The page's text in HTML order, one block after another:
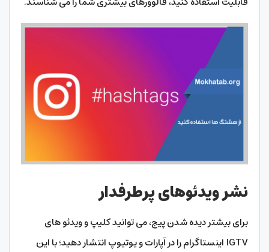
نشر ویدئوهای پرطرفدار
برای بیشتر دیده شدن پیج، می توانید کلیپ و ویدئو های
IGTV اینستاگرام را در آپارات و یوتیوپ انتشار دهید؛ با این